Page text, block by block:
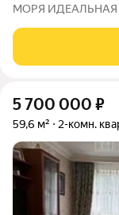
МОРЯ ИДЕАЛЬНАЯ КВАРТИРА ДЛЯ ЖИЗНИ ИЛИ ПОД
квартиру в самом
(ориентир:
5 700 000 ₽
59,6 м² 2-комн.